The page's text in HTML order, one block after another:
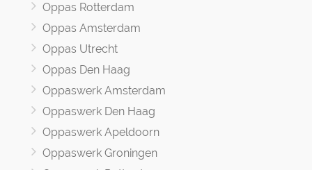
Oppas Rotterdam
Oppas Amsterdam
Oppas Utrecht
Oppas Den Haag
Oppaswerk Amsterdam
Oppaswerk Den Haag
Oppaswerk Apeldoorn
Oppaswerk Groningen